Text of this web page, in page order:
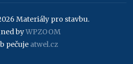
Materiály pro stavbu.
byWPZOOM
pečuje atwel.cz